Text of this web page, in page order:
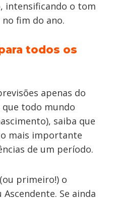
intensificando o tom
fim do ano.
todos os
apenas do
que todo mundo
saiba que
mais importante
de um período.
primeiro!) o
Se ainda